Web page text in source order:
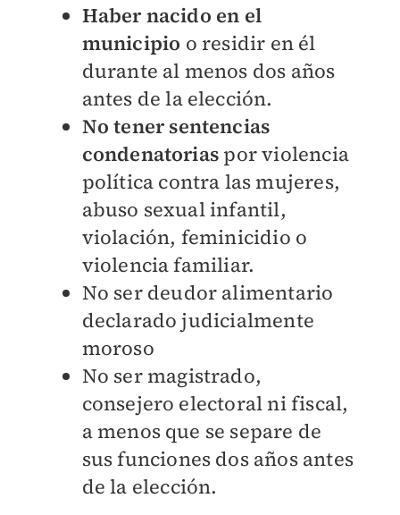
Haber nacido en el
municipio o residir en él
durante al menos dos años
antes de la elección.
No tener sentencias
condenatorias por violencia
política contra las mujeres,
abuso sexual infantil,
violación, feminicidio o
violencia familiar.
No ser deudor alimentario
declarado judicialmente
moroso
No ser magistrado,
consejero electoral ni fiscal,
a menos que se separe de
sus funciones dos años antes
de la elección.